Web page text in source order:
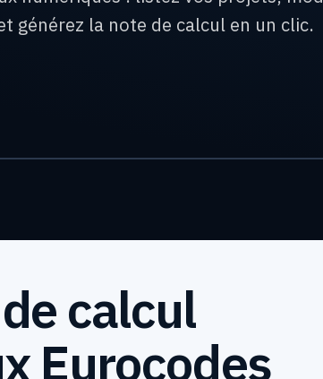
générez la note de calcul en un clic.
calcul
Eurocodes